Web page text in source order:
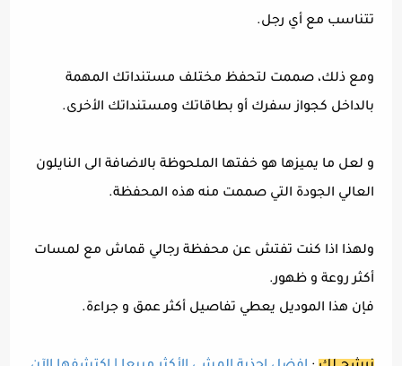
تتناسب مع أي رجل.
ومع ذلك، صممت لتحفظ مختلف مستنداتك المهمة
بالداخل كجواز سفرك أو بطاقاتك ومستنداتك الأخرى.
و لعل ما يميزها هو خفتها الملحوظة بالاضافة الى النايلون
العالي الجودة التي صممت منه هذه المحفظة.
ولهذا اذا كنت تفتش عن محفظة رجالي قماش مع لمسات
أكثر روعة و ظهور.
فإن هذا الموديل يعطي تفاصيل أكثر عمق و جراءة.